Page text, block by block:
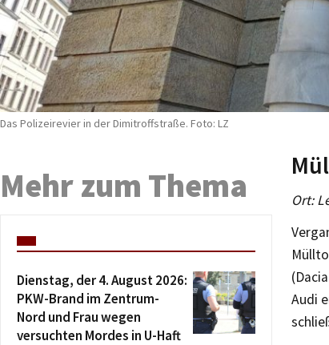
Das Polizeirevier in der Dimitroffstraße. Foto: LZ
Ort:
Audi
Mehr zum Thema
Dienstag, der 4. August 2026:
PKW-Brand im Zentrum-
Nord und Frau wegen
versuchten Mordes in U-Haft